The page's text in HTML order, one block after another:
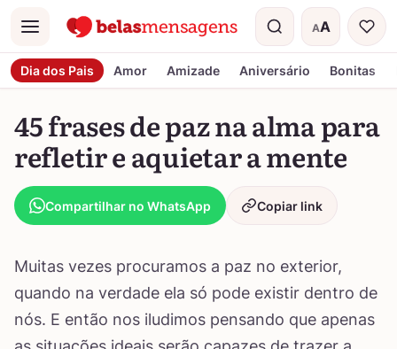
Menu AA
Tamanho do
Dia dos Pais Amor Amizade Aniversário Bonitas
45 frases de paz na alma para
refletir e aquietar a mente
Compartilhar no WhatsApp Copiar link
Muitas vezes procuramos a paz no exterior,
quando na verdade ela só pode existir dentro de
nós. E então nos iludimos pensando que apenas